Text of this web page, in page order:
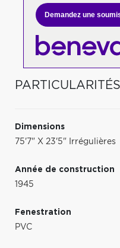
Demandez une
Dimensions
75'7" X 23'5" Irrégulières
Année de construction
1945
Fenestration
PVC